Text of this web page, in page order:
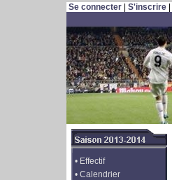
Se connecter S'inscrire
• Effectif
• Calendrier